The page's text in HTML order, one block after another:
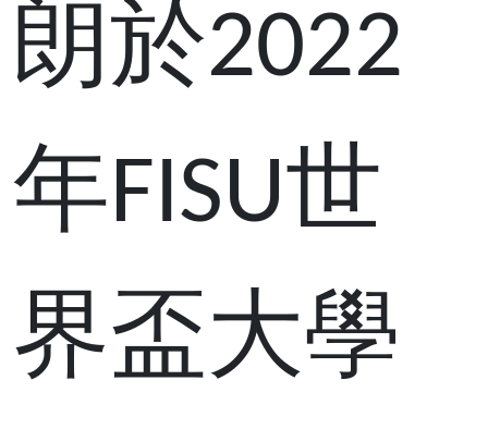
朗於2022
年FISU世
界盃大學